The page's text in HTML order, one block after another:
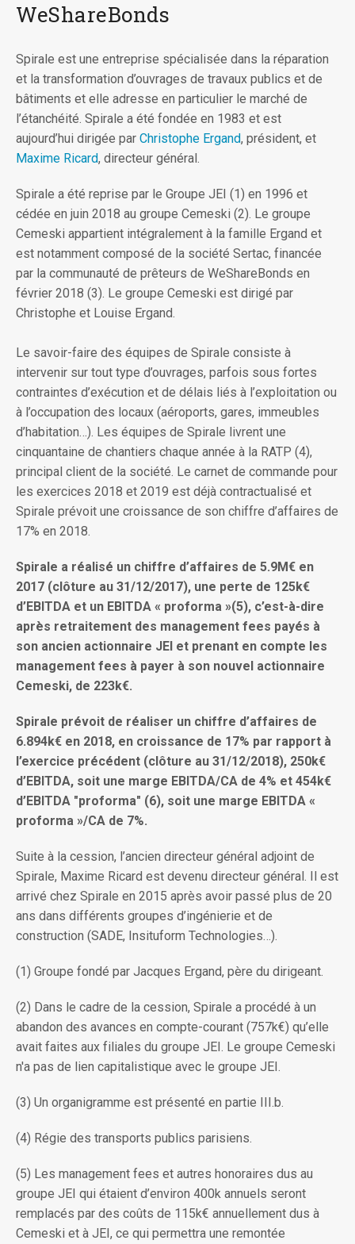
WeShareBonds
Spirale est une entreprise spécialisée dans la réparation
et la transformation d’ouvrages de travaux publics et de
bâtiments et elle adresse en particulier le marché de
l’étanchéité. Spirale a été fondée en 1983 et est
aujourd’hui dirigée par Christophe Ergand, président, et
Maxime Ricard, directeur général.
Spirale a été reprise par le Groupe JEI (1) en 1996 et
cédée en juin 2018 au groupe Cemeski (2). Le groupe
Cemeski appartient intégralement à la famille Ergand et
est notamment composé de la société Sertac, financée
par la communauté de prêteurs de WeShareBonds en
février 2018 (3). Le groupe Cemeski est dirigé par
Christophe et Louise Ergand.
Le savoir-faire des équipes de Spirale consiste à
intervenir sur tout type d’ouvrages, parfois sous fortes
contraintes d’exécution et de délais liés à l’exploitation ou
à l’occupation des locaux (aéroports, gares, immeubles
d’habitation…). Les équipes de Spirale livrent une
cinquantaine de chantiers chaque année à la RATP (4),
principal client de la société. Le carnet de commande pour
les exercices 2018 et 2019 est déjà contractualisé et
Spirale prévoit une croissance de son chiffre d’affaires de
17% en 2018.
Spirale a réalisé un chiffre d’affaires de 5.9M€ en
2017 (clôture au 31/12/2017), une perte de 125k€
d’EBITDA et un EBITDA « proforma »(5), c’est-à-dire
après retraitement des management fees payés à
son ancien actionnaire JEI et prenant en compte les
management fees à payer à son nouvel actionnaire
Cemeski, de 223k€.
Spirale prévoit de réaliser un chiffre d’affaires de
6.894k€ en 2018, en croissance de 17% par rapport à
l’exercice précédent (clôture au 31/12/2018), 250k€
d’EBITDA, soit une marge EBITDA/CA de 4% et 454k€
d’EBITDA "proforma" (6), soit une marge EBITDA «
proforma »/CA de 7%.
Suite à la cession, l’ancien directeur général adjoint de
Spirale, Maxime Ricard est devenu directeur général. Il est
arrivé chez Spirale en 2015 après avoir passé plus de 20
ans dans différents groupes d’ingénierie et de
construction (SADE, Insituform Technologies…).
(1) Groupe fondé par Jacques Ergand, père du dirigeant.
(2) Dans le cadre de la cession, Spirale a procédé à un
abandon des avances en compte-courant (757k€) qu’elle
avait faites aux filiales du groupe JEI. Le groupe Cemeski
n'a pas de lien capitalistique avec le groupe JEI.
(3) Un organigramme est présenté en partie III.b.
(4) Régie des transports publics parisiens.
(5) Les management fees et autres honoraires dus au
groupe JEI qui étaient d’environ 400k annuels seront
remplacés par des coûts de 115k€ annuellement dus à
Cemeski et à JEI, ce qui permettra une remontée